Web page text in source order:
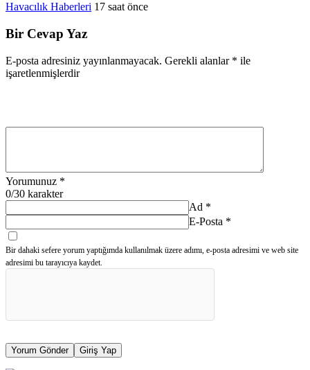
Havacılık Haberleri 17 saat önce
Bir Cevap Yaz
E-posta adresiniz yayınlanmayacak. Gerekli alanlar * ile
işaretlenmişlerdir
Yorumunuz *
0/30 karakter
Ad *
E-Posta *
Bir dahaki sefere yorum yaptığımda kullanılmak üzere adımı, e-posta adresimi ve web site
adresimi bu tarayıcıya kaydet.
Yorum Gönder Giriş Yap